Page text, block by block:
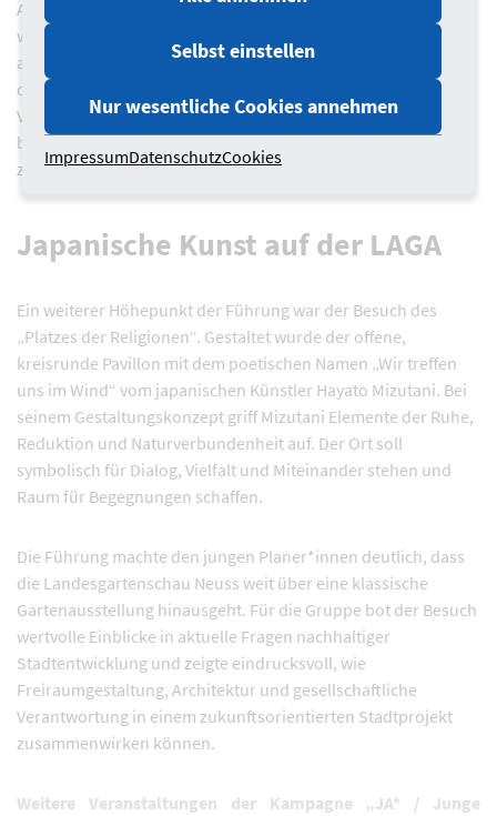
Auch der Klimaanpassungsansatz der Landesgartenschau
wurde von Annette Nothnagel im Rahmen der Führung
angesprochen. Die LAGA Neuss setzt auf natürliche Kühlung
durch Grünflächen, Wasserflächen und klimaresiliente
Vegetation. Neben heimischen Baumarten wurden dafür
bewusst sogenannte „Klimagehölze“ gepflanzt, die besser an
zukünftige klimatische Bedingungen angepasst sind.
Japanische Kunst auf der LAGA
Ein weiterer Höhepunkt der Führung war der Besuch des
„Platzes der Religionen“. Gestaltet wurde der offene,
kreisrunde Pavillon mit dem poetischen Namen „Wir treffen
uns im Wind“ vom japanischen Künstler Hayato Mizutani. Bei
seinem Gestaltungskonzept griff Mizutani Elemente der Ruhe,
Reduktion und Naturverbundenheit auf. Der Ort soll
symbolisch für Dialog, Vielfalt und Miteinander stehen und
Raum für Begegnungen schaffen.
Die Führung machte den jungen Planer*innen deutlich, dass
die Landesgartenschau Neuss weit über eine klassische
Gartenausstellung hinausgeht. Für die Gruppe bot der Besuch
wertvolle Einblicke in aktuelle Fragen nachhaltiger
Stadtentwicklung und zeigte eindrucksvoll, wie
Freiraumgestaltung, Architektur und gesellschaftliche
Verantwortung in einem zukunftsorientierten Stadtprojekt
zusammenwirken können.
Weitere Veranstaltungen der Kampagne „JA* / Junge
Selbst einstellen
Nur wesentliche Cookies annehmen
ImpressumDatenschutzCookies